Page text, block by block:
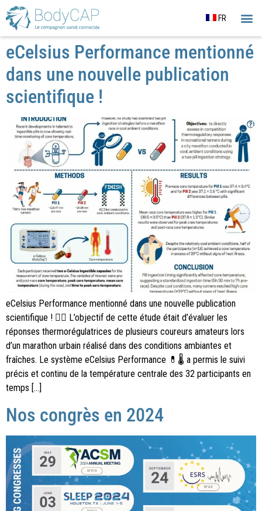
FR
eCelsius Performance mentionné
dans une nouvelle publication
scientifique !
eCelsius Performance mentionné dans une nouvelle publication
scientifique ! 🏃‍♂️ L’objectif de cette étude était d’évaluer les
réponses thermorégulatrices de plusieurs coureurs amateurs lors
d’un marathon urbain réalisé dans des conditions ambiantes et
fraîches. Le système eCelsius Performance 💊🌡 a permis le suivi
précis et continu de la température centrale des 32 participants en
temps […]
Nos congrès en 2024